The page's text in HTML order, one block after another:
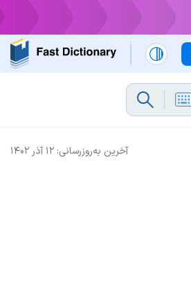
آخرین به‌روزرسانی: ۱۲ آذر ۱۴۰۲